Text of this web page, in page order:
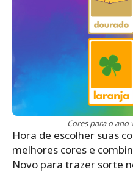
Cores para o ano
Hora de escolher suas
melhores cores e
Novo para trazer sorte